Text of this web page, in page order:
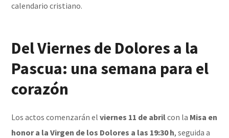
calendario cristiano.
Del Viernes de Dolores a la
Pascua: una semana para el
corazón
Los actos comenzarán elviernes 11 de abrilcon la Misa en
honor a la Virgen de los Dolores a las 19:30 h, seguida a